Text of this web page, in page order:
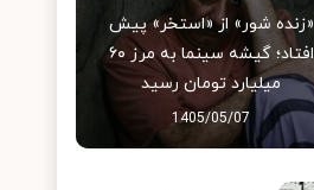
«زنده شور» از «استخر» پیش
افتاد؛ گیشه سینما به مرز ۶۰
میلیارد تومان رسید
1405/05/07